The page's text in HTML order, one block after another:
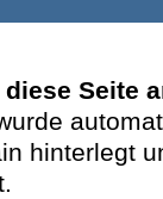
Seite
hinterlegt